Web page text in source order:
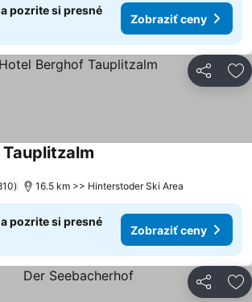
pozrite si presné
Zobraziť ceny
Zdieľať
16.5 km >> Hinterstoder Ski Area
pozrite si presné
Zobraziť ceny
Zdieľať